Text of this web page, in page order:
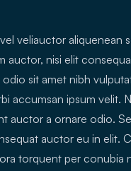
veliauctor aliquenean
auctor, nisi elit
sit amet nibh
accumsan ipsum velit.
auctor a ornare odio.
auctor eu in elit.
torquent per conubia